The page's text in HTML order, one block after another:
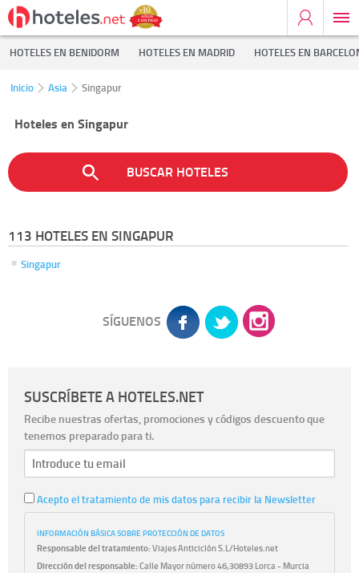
HOTELES EN BENIDORM HOTELES EN MADRID HOTELES EN
Inicio Asia Singapur
Hoteles en Singapur
BUSCAR HOTELES
113 HOTELES EN SINGAPUR
Singapur
SÍGUENOS
SUSCRÍBETE A HOTELES.NET
Recibe nuestras ofertas, promociones y códigos descuento que
tenemos preparado para ti.
Acepto el tratamiento de mis datos para recibir la Newsletter
INFORMACIÓN BÁSICA SOBRE PROTECCIÓN DE DATOS
Responsable del tratamiento:Viajes Anticiclón S.L/Hoteles.net
Dirección del responsable:Calle Mayor número 46,30893 Lorca - Murcia